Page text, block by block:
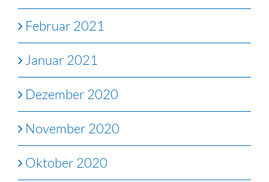
Februar 2021
Januar 2021
Dezember 2020
November 2020
Oktober 2020